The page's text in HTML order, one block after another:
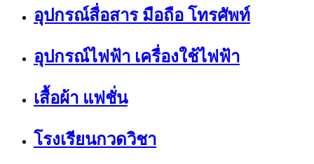
อุปกรณ์สื่อสาร มือถือ โทรศัพท์
อุปกรณ์ไฟฟ้า เครื่องใช้ไฟฟ้า
เสื้อผ้า แฟชั่น
โรงเรียนกวดวิชา